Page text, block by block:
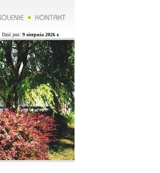
do Lublina więcej na naszej stronie.**********Zarząd ROD
Dziś jest: 9 sierpnia 2026 r.